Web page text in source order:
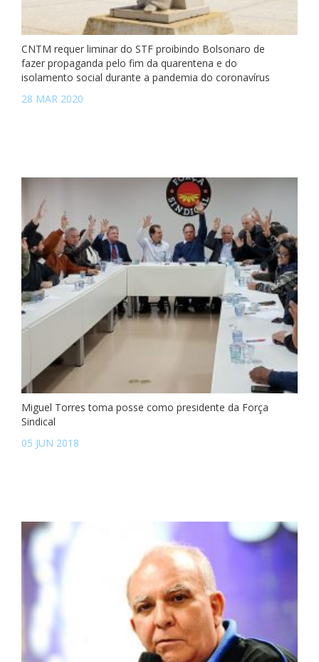
CNTM requer liminar do STF proibindo Bolsonaro de
fazer propaganda pelo fim da quarentena e do
isolamento social durante a pandemia do coronavírus
28 MAR 2020
Miguel Torres toma posse como presidente da Força
Sindical
05 JUN 2018